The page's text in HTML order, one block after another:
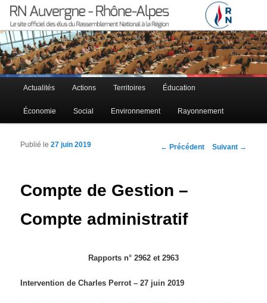
RN Auvergne – Rhône-Alpes
Le site officiel des élus RN à la région Auvergne – Rhône-Alpes
Menu principal
Aller au contenu principal
Aller au contenu secondaire
Actualités Actions Territoires Éducation
Économie Social Environnement Rayonnement
Navigation des articles
← Précédent Suivant →
Compte de Gestion –
Compte administratif
Publié le27 juin 2019
Rapports n° 2962 et 2963
Intervention de Charles Perrot – 27 juin 2019